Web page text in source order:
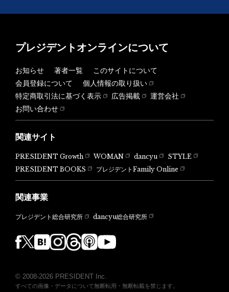
プレジデントオンラインについて
お知らせ 著者一覧
このサイトについて
会員登録について
個人情報の取り扱い
特定商取引法に基づく表示
広告掲載
運営会社
お問い合わせ
関連サイト
PRESIDENT Growth WOMAN dancyu
STYLE
PRESIDENT BOOKS
プレジデントFamily Online
関連事業
プレジデント総合研究所 dancyu総合研究所
© 2008-2026 PRESIDENT Inc.
すべての画像・データについて無断転用・無断転載を禁じます。